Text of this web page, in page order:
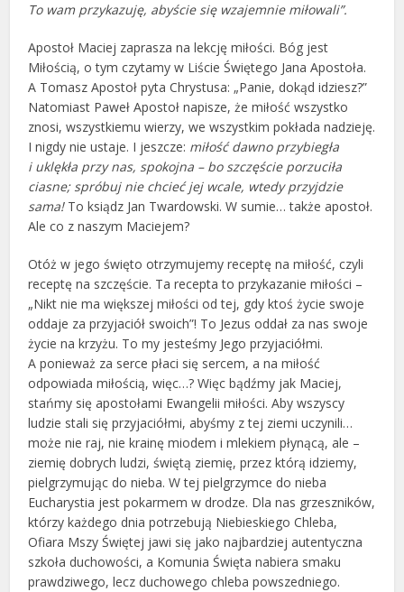
To wam przykazuję, abyście się wzajemnie miłowali”.
Apostoł Maciej zaprasza na lekcję miłości. Bóg jest
Miłością, o tym czytamy w Liście Świętego Jana Apostoła.
A Tomasz Apostoł pyta Chrystusa: „Panie, dokąd idziesz?”
Natomiast Paweł Apostoł napisze, że miłość wszystko
znosi, wszystkiemu wierzy, we wszystkim pokłada nadzieję.
I nigdy nie ustaje. I jeszcze: miłość dawno przybiegła
i uklękła przy nas, spokojna – bo szczęście porzuciła
ciasne; spróbuj nie chcieć jej wcale, wtedy przyjdzie
sama! To ksiądz Jan Twardowski. W sumie… także apostoł.
Ale co z naszym Maciejem?
Otóż w jego święto otrzymujemy receptę na miłość, czyli
receptę na szczęście. Ta recepta to przykazanie miłości –
„Nikt nie ma większej miłości od tej, gdy ktoś życie swoje
oddaje za przyjaciół swoich”! To Jezus oddał za nas swoje
życie na krzyżu. To my jesteśmy Jego przyjaciółmi.
A ponieważ za serce płaci się sercem, a na miłość
odpowiada miłością, więc…? Więc bądźmy jak Maciej,
stańmy się apostołami Ewangelii miłości. Aby wszyscy
ludzie stali się przyjaciółmi, abyśmy z tej ziemi uczynili…
może nie raj, nie krainę miodem i mlekiem płynącą, ale –
ziemię dobrych ludzi, świętą ziemię, przez którą idziemy,
pielgrzymując do nieba. W tej pielgrzymce do nieba
Eucharystia jest pokarmem w drodze. Dla nas grzeszników,
którzy każdego dnia potrzebują Niebieskiego Chleba,
Ofiara Mszy Świętej jawi się jako najbardziej autentyczna
szkoła duchowości, a Komunia Święta nabiera smaku
prawdziwego, lecz duchowego chleba powszedniego.